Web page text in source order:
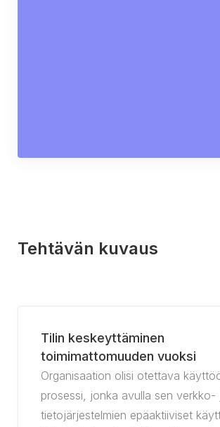
Tehtävän kuvaus
Tilin keskeyttäminen
toimimattomuuden vuoksi
Organisaation olisi otettava
prosessi, jonka avulla sen verkko-
tietojärjestelmien epäaktiiviset